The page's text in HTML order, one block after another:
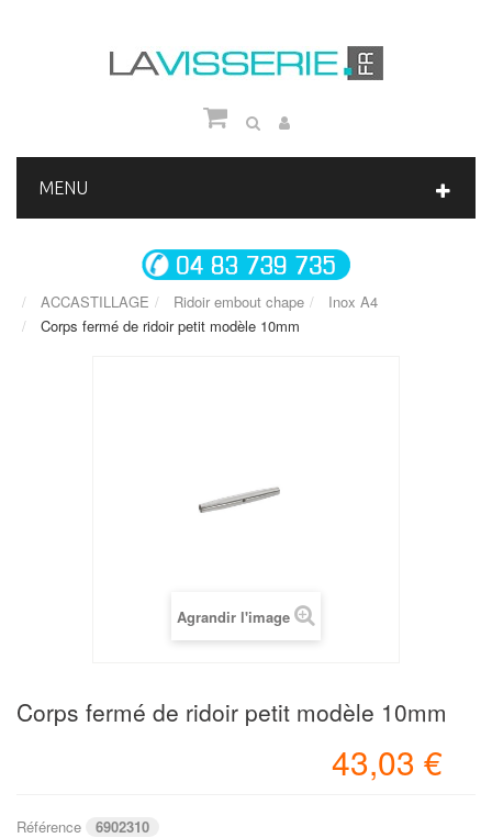
MENU
ACCASTILLAGE Ridoir embout chape
Inox A4
Corps fermé de ridoir petit modèle 10mm
Agrandir l'image
Corps fermé de ridoir petit modèle 10mm
43,03 €
Référence
6902310